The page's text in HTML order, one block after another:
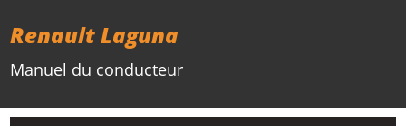
Renault Laguna
Manuel du conducteur